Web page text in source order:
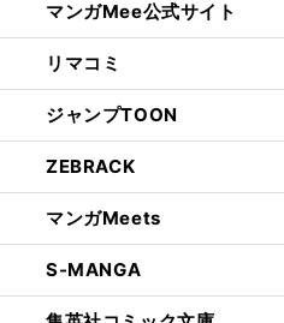
マンガMee公式サイト
リマコミ
ジャンプTOON
ZEBRACK
マンガMeets
S-MANGA